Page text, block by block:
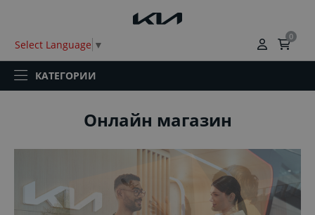
Select Language ▼
0
КАТЕГОРИИ
Онлайн магазин